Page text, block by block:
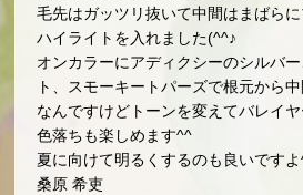
毛先はガッツリ抜いて中間はまばら
ハイライトを入れました(^^♪
オンカラーにアディクシーのシルバ
ト、スモーキートパーズで根元から
なんですけどトーンを変えてバレイヤ
色落ちも楽しめます^^
夏に向けて明るくするのも良いです
桑原 希吏